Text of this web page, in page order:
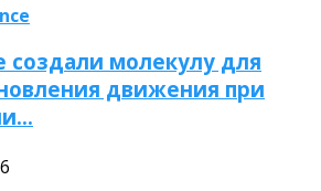
создали молекулу для
движения при